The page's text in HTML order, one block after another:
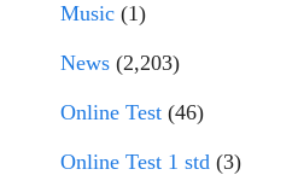
Music (1)
News (2,203)
Online Test (46)
Online Test 1 std (3)